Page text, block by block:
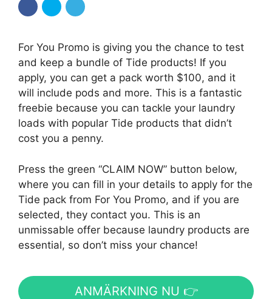
For You Promo is giving you the chance to test
and keep a bundle of Tide products! If you
apply, you can get a pack worth $100, and it
will include pods and more. This is a fantastic
freebie because you can tackle your laundry
loads with popular Tide products that didn’t
cost you a penny.
Press the green “CLAIM NOW” button below,
where you can fill in your details to apply for the
Tide pack from For You Promo, and if you are
selected, they contact you. This is an
unmissable offer because laundry products are
essential, so don’t miss your chance!
ANMÄRKNING NU 👉